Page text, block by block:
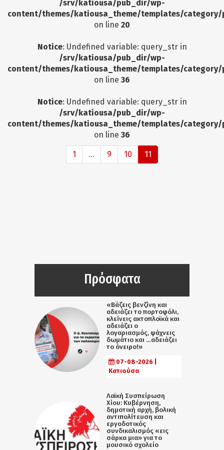
/srv/katiousa/pub_dir/wp-
content/themes/katiousa_theme/templates/
on line 20
Notice: Undefined variable: query_str in
/srv/katiousa/pub_dir/wp-
content/themes/katiousa_theme/templates/
on line 36
Notice: Undefined variable: query_str in
/srv/katiousa/pub_dir/wp-
content/themes/katiousa_theme/templates/
on line 36
1 ... 9 10 11
Πρόσφατα
«Βάζεις βενζίνη και
αδειάζει το πορτοφόλι,
κλείνεις ακτοπλοϊκά και
αδειάζει ο
λογαριασμός, ψάχνεις
δωμάτιο και …αδειάζει
το όνειρο!»
07-08-2026 |
Κατιούσα
Λαϊκή Συσπείρωση
Χίου: Κυβέρνηση,
δημοτική αρχή, βολική
αντιπολίτευση και
εργοδοτικός
συνδικαλισμός «εις
σάρκα μια» για το
μουσικό σχολείο